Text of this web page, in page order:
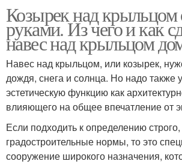
Козырек над
руками. Из чего и как
навес над крыльцом
Навес над крыльцом, или козырек,
дождя, снега и солнца. Но надо также
эстетическую функцию как
влияющего на общее впечатление от
Если подходить к определению строго,
градостроительные нормы, то это
сооружение широкого назначения,